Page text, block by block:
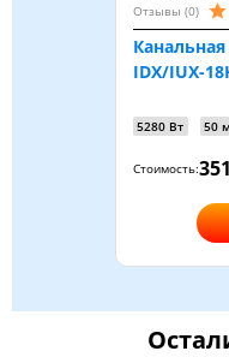
Отзывы (0)
IDX/IUX-
5280 Вт 50
Стоимость: